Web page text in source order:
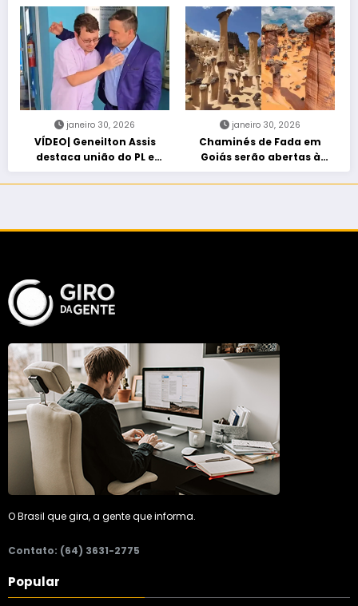
entra em protocolo de
morte encefálica
“Acorda Brasil” em Goiânia
janeiro 30, 2026
VÍDEO| Geneilton Assis
destaca união do PL e
consolidação de apoio a
Maycon Tombini em Jataí
janeiro 30, 2026
Chaminés de Fada em
Goiás serão abertas à
visitação controlada
O Brasil que gira, a gente que informa.
Contato: (64) 3631-2775
Popular